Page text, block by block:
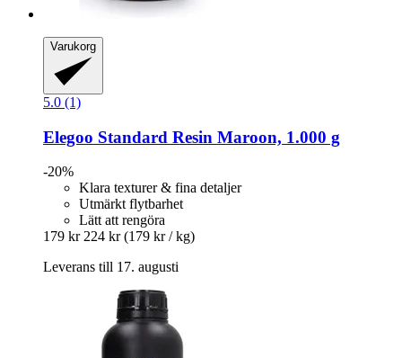
Varukorg
5.0 (1)
Elegoo Standard Resin Maroon, 1.000 g
-20%
Klara texturer & fina detaljer
Utmärkt flytbarhet
Lätt att rengöra
179 kr 224 kr (179 kr / kg)
Leverans till 17. augusti